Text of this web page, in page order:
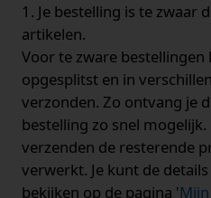
1. Je bestelling is te zwaar
artikelen.
Voor te zware
opgesplitst en in
verzonden. Zo ontvang je
bestelling zo snel
verzenden de resterende
verwerkt. Je kunt de
bekijken op de pagina '